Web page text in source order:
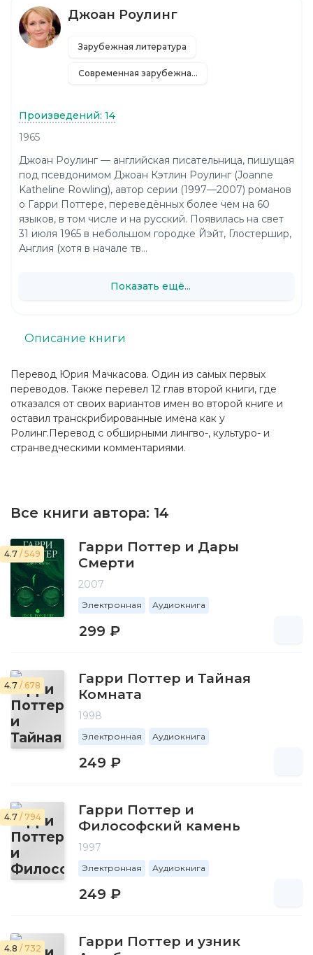
Перевод Юрия Мачкасова. Один из самых первых
переводов. Также перевел 12 глав второй книги, где
отказался от своих вариантов имен во второй книге и
оставил транскрибированные имена как у
Ролинг.Перевод с обширными лингво-, культуро- и
странведческими комментариями.
Описание книги
Все книги автора: 14
4.7 / 549
Гарри Поттер и Дары
Смерти
2007
Электронная Аудиокнига
299 ₽
4.7 / 678
Гарри Поттер и Тайная
Комната
1998
Электронная Аудиокнига
249 ₽
4.7 / 794
Гарри Поттер и
Философский камень
1997
Электронная Аудиокнига
249 ₽
4.8 / 732
Гарри Поттер и узник
Джоан Роулинг
Зарубежная литература
Современная зарубежная литература
Произведений: 14
1965
Джоан Роулинг — английская писательница, пишущая
под псевдонимом Джоан Кэтлин Роулинг (Joanne
Katheline Rowling), автор серии (1997—2007) романов
о Гарри Поттере, переведённых более чем на 60
языков, в том числе и на русский. Появилась на свет
31 июля 1965 в небольшом городке Йэйт, Глостершир,
Англия (хотя в начале тв...
Показать ещё...